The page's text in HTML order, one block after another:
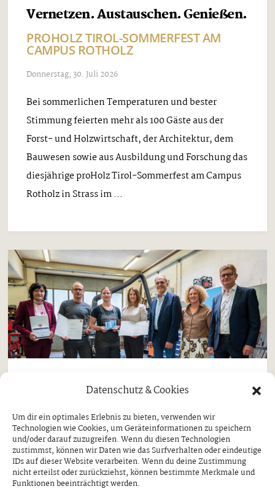
Datenschutz & Cookies
Um dir ein optimales Erlebnis zu bieten, verwenden wir
Technologien wie Cookies, um Geräteinformationen zu speichern
und/oder darauf zuzugreifen. Wenn du diesen Technologien
zustimmst, können wir Daten wie das Surfverhalten oder eindeutige
IDs auf dieser Website verarbeiten. Wenn du deine Zustimmung
nicht erteilst oder zurückziehst, können bestimmte Merkmale und
Funktionen beeinträchtigt werden.
Vernetzen. Austauschen. Genießen.
PROHOLZ TIROL-SOMMERFEST AM
CAMPUS ROTHOLZ
Donnerstag, 30. Juli 2026
Bei sommerlichen Temperaturen und bester
Stimmung feierten mehr als 100 Gäste aus der
Forst- und Holzwirtschaft, der Architektur, dem
Bauwesen sowie aus Ausbildung und Forschung das
diesjährige proHolz Tirol-Sommerfest am Campus
Rotholz in Strass im ...
„Lehrling des Monats“ kommt aus
Ginzling
MAGDALENA KERN ERHIELT
AUSZEICHNUNG DURCH ARBEITS- UND
JUGENDLANDESRÄTIN ASTRID MAIR